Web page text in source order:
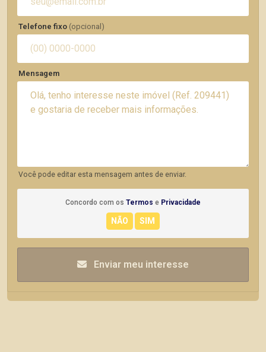
Telefone fixo (opcional)
Mensagem
Você pode editar esta mensagem antes de enviar.
Concordo com os Termos e Privacidade
Enviar meu interesse